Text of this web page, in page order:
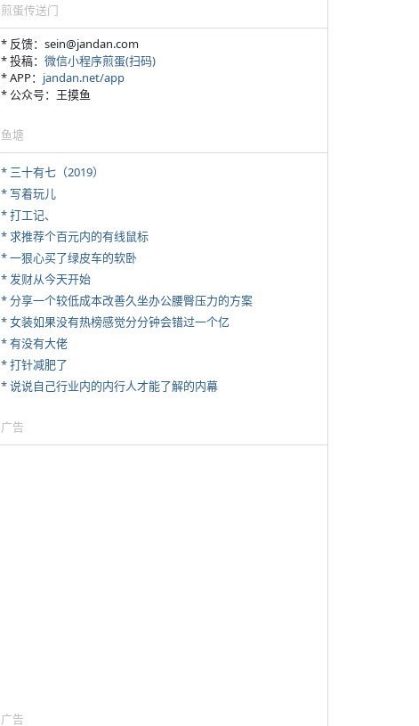
煎蛋传送门
* 反馈：sein@jandan.com
* 投稿： 微信小程序煎蛋(扫码)
* APP： jandan.net/app
* 公众号：王摸鱼
鱼塘
* 三十有七（2019）
* 写着玩儿
* 打工记、
* 求推荐个百元内的有线鼠标
* 一狠心买了绿皮车的软卧
* 发财从今天开始
* 分享一个较低成本改善久坐办公腰臀压力的方案
* 女装如果没有热榜感觉分分钟会错过一个亿
* 有没有大佬
* 打针减肥了
* 说说自己行业内的内行人才能了解的内幕
广告
广告